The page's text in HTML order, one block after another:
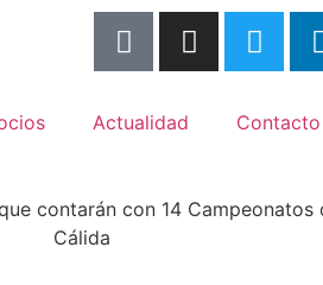
Actualidad Contacto
contarán con 14
Cálida